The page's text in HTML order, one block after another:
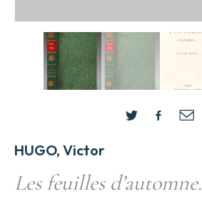
HUGO, Victor
Les feuilles d’automne.